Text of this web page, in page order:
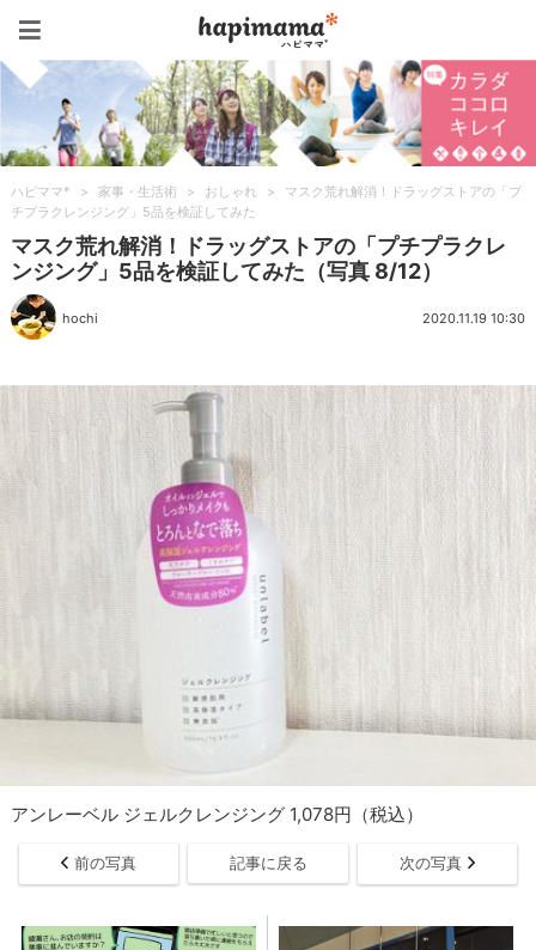
ハピママ* > 家事・生活術 > おしゃれ >
マスク荒れ解消！ドラッグストアの「プ
チプラクレンジング」5品を検証してみた
マスク荒れ解消！ドラッグストアの「プチプラクレ
ンジング」5品を検証してみた（写真 8/12）
hochi 2020.11.19 10:30
アンレーベル ジェルクレンジング 1,078円（税込）
前の写真 記事に戻る 次の写真